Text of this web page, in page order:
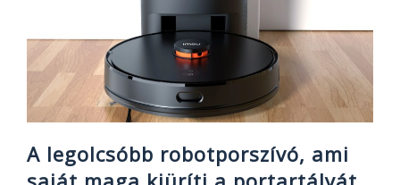
Pad
A legolcsóbb robotporszívó, ami